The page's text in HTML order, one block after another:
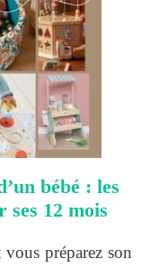
bébé : les
ses 12 mois
préparez son